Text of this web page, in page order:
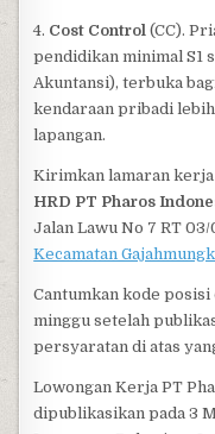
4. Cost Control (CC).
pendidikan minimal S1
Akuntansi), terbuka
kendaraan pribadi
lapangan.
Kirimkan lamaran kerja
HRD PT Pharos
Jalan Lawu No 7 RT
Kecamatan
Cantumkan kode
minggu setelah
persyaratan di atas
Lowongan Kerja PT
dipublikasikan pada 3